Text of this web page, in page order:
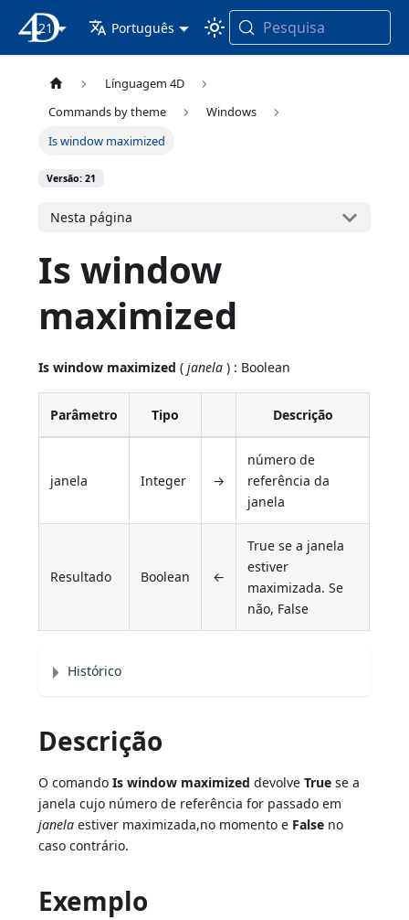
Documentação 4D
21 Português Pesquisa
Línguagem 4D
Commands by theme
Windows
Is window maximized
Versão: 21
Nesta página
Is window
maximized
Is window maximized (janela ) : Boolean
Parâmetro Tipo Descrição
janela Integer →
número de
referência da
janela
Resultado Boolean ←
True se a janela
estiver
maximizada. Se
não, False
Histórico
Descrição
O comandoIs window maximized devolveTrue se a
janela cujo número de referência for passado em
janela estiver maximizada,no momento e False no
caso contrário.
Exemplo